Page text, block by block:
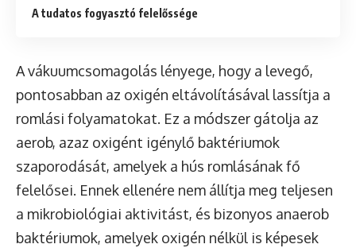
A tudatos fogyasztó felelőssége
A vákuumcsomagolás lényege, hogy a levegő,
pontosabban az oxigén eltávolításával lassítja a
romlási folyamatokat. Ez a módszer gátolja az
aerob, azaz oxigént igénylő baktériumok
szaporodását, amelyek a hús romlásának fő
felelősei. Ennek ellenére nem állítja meg teljesen
a mikrobiológiai aktivitást, és bizonyos anaerob
baktériumok, amelyek oxigén nélkül is képesek